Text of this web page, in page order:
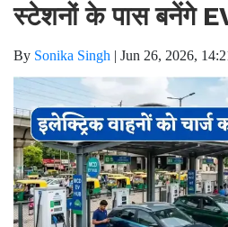
स्टेशनों के पास बनेंगे
By Sonika Singh | Jun 26, 2026,